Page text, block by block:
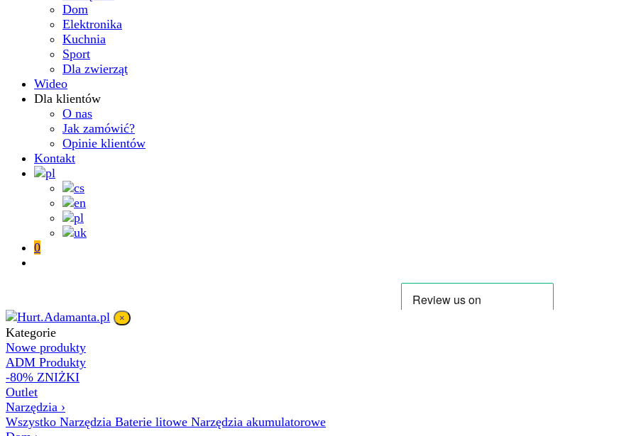
Dom
Elektronika
Kuchnia
Sport
Dla zwierząt
Wideo
Dla klientów
O nas
Jak zamówić?
Opinie klientów
Kontakt
0
×
Kategorie
Nowe produkty
ADM Produkty
-80% ZNIŻKI
Outlet
Narzędzia ›
Wszystko Narzędzia Baterie litowe Narzędzia akumulatorowe